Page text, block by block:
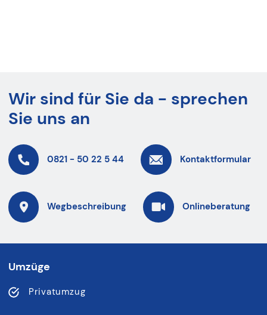
Wir sind für Sie da - sprechen
Sie uns an
0821 - 50 22 5 44 Kontaktformular
Wegbeschreibung Onlineberatung
Umzüge
Privatumzug